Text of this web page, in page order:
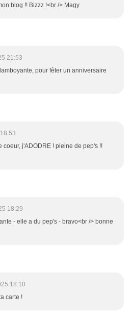
blog !! Bizzz !<br /> Magy
21:53
pour fêter un anniversaire
coeur, j'ADODRE ! pleine de pep's !!
18:29
- elle a du pep's - bravo<br /> bonne
18:10
carte !